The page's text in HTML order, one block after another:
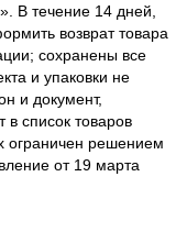
В течение 14 дней,
возврат товара
сохранены все
и упаковки не
и документ,
список товаров
ограничен решением
от 19 марта